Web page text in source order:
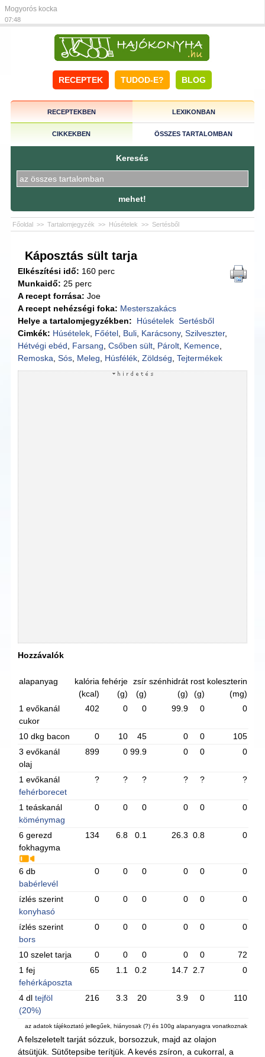
Mogyorós kocka
07:48
RECEPTEK TUDOD-E? BLOG
RECEPTEKBEN LEXIKONBAN
CIKKEKBEN ÖSSZES TARTALOMBAN
Keresés
mehet!
Főoldal >> Tartalomjegyzék >> Húsételek >> Sertésből
Káposztás sült tarja
Elkészítési idő: 160 perc
Munkaidő: 25 perc
A recept forrása: Joe
A recept nehézségi foka: Mesterszakács
Helye a tartalomjegyzékben:
Húsételek Sertésből
Cimkék: Húsételek Főétel Buli Karácsony,Szilveszter,
Hétvégi ebéd
Farsang ,Csőben sült Párolt Kemence
Remoska ,Sós Meleg Húsfélék ,Zöldség ,Tejtermékek
Hozzávalók
alapanyag
kalória
(kcal)
fehérje
(g)
zsír
(g)
szénhidrát
(g)
rost
(g)
koleszterin
(mg)
1 evőkanál
cukor
402 0 0 99.9 0 0
10 dkg bacon 0 10 45 0 0
105
3 evőkanál
olaj
899 0 99.9 0 0 0
1 evőkanál
fehérborecet
? ? ? ? ? ?
1 teáskanál
köménymag
0 0 0 0 0 0
6 gerezd
fokhagyma
134 6.8 0.1 26.3 0.8 0
6 db
babérlevél
0 0 0 0 0 0
ízlés szerint
konyhasó
0 0 0 0 0 0
ízlés szerint
bors
0 0 0 0 0 0
10 szelet tarja 0 0 0 0 0
72
1 fej
fehérkáposzta
65 1.1 0.2 14.7 2.7 0
4 dltejföl
(20%)
216 3.3 20 3.9 0 110
az adatok tájékoztató jellegűek, hiányosak (?) és 100g alapanyagra vonatkoznak
A felszeletelt tarját sózzuk, borsozzuk, majd az olajon
átsütjük. Sütőtepsibe terítjük. A kevés zsíron, a cukorral, a